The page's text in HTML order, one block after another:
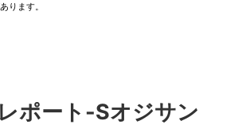
ります。
ポート-Sオジサン